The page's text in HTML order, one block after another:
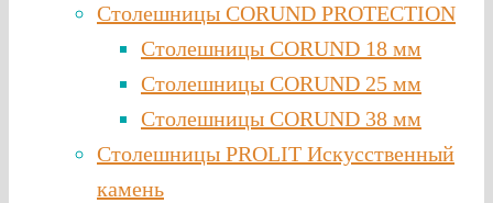
Столешницы CORUND PROTECTION
Столешницы CORUND 18 мм
Столешницы CORUND 25 мм
Столешницы CORUND 38 мм
Столешницы PROLIT Искусственный
камень